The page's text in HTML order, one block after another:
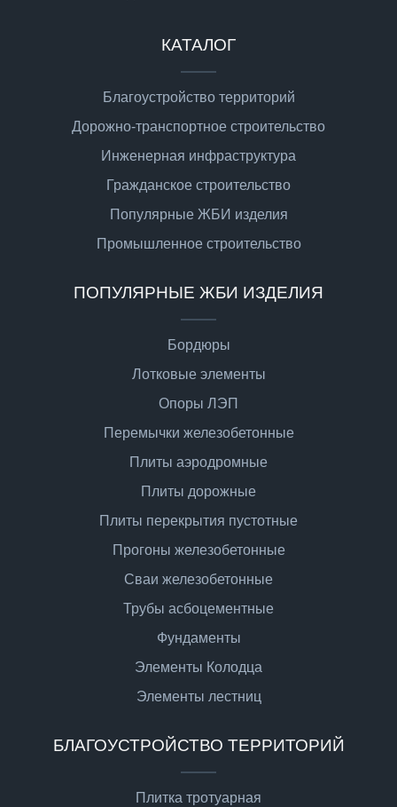
КАТАЛОГ
Благоустройство территорий
Дорожно-транспортное строительство
Инженерная инфраструктура
Гражданское строительство
Популярные ЖБИ изделия
Промышленное строительство
ПОПУЛЯРНЫЕ ЖБИ ИЗДЕЛИЯ
Бордюры
Лотковые элементы
Опоры ЛЭП
Перемычки железобетонные
Плиты аэродромные
Плиты дорожные
Плиты перекрытия пустотные
Прогоны железобетонные
Сваи железобетонные
Трубы асбоцементные
Фундаменты
Элементы Колодца
Элементы лестниц
БЛАГОУСТРОЙСТВО ТЕРРИТОРИЙ
Плитка тротуарная